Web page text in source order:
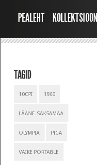
PEALEHT KOLLEKTSIOON
TAGID
10CPI 1960
LÄÄNE-SAKSAMAA
OLYMPIA PICA
VÄIKE PORTABLE